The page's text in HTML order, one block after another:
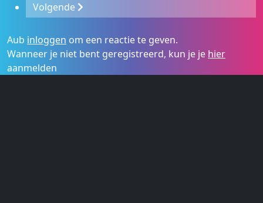
Volgende
Aub inloggen om een reactie te geven.
Wanneer je niet bent geregistreerd, kun je je hier
aanmelden